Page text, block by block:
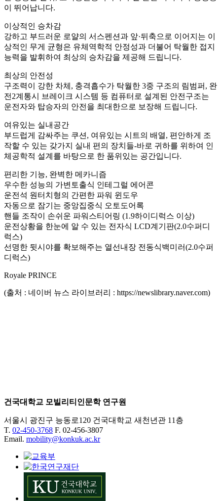
이 뛰어납니다.
이상적인 승차감
강하고 부드러운 로얄의 서스펜션과 앞·뒤축으로 이어지는 이
상적인 무게 균형은 유체역학적 안정성과 더불어 탁월한 접지
능력을 발휘하여 최상의 승차감을 제공해 드립니다.
최상의 안전성
구조력이 강한 차체, 충격흡수가 탁월한 3중 구조의 림범퍼, 완
전2계통시 브레이크 시스템 등 컴퓨터로 설계된 안전구조는
운전자와 탑승자의 안전을 최대한으로 보장해 드립니다.
여유있는 실내공간
부드럽게 감싸주는 쿠션, 여유있는 시트의 배열, 편안하게 조
작할 수 있는 갖가지 실내 편의 장치들-바로 귀하를 위하여 인
체공학적 설계를 바탕으로 한 품위있는 공간입니다.
편리한 기능, 완벽한 메카니즘
우수한 성능의 가변토출식 인테그럴 에어콘
운전석 원터치형의 간편한 파워 윈도우
자동으로 잠기는 중앙집중식 오토도어록
핸들 조작이 손쉬운 파워스티어링 (1.9하이디럭스 이상)
운전상황을 한눈에 알 수 있는 전자식 LCD계기판(2.0수퍼디
럭스)
선명한 뒷시야를 확보해주는 열선내장 전동식백미러(2.0수퍼
디럭스)
Royale PRINCE
(출처 : 네이버 뉴스 라이브러리 : https://newslibrary.naver.com)
건국대학교 모빌리티인문학 연구원
서울시 광진구 능동로120 건국대학교 새천년관 11층
T. 02-450-3768 F. 02-456-3807
Email. mobility@konkuk.ac.kr